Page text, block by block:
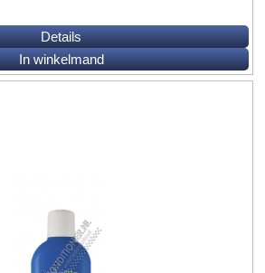
Details
In winkelmand